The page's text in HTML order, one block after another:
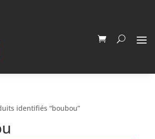
identifiés “boubou”